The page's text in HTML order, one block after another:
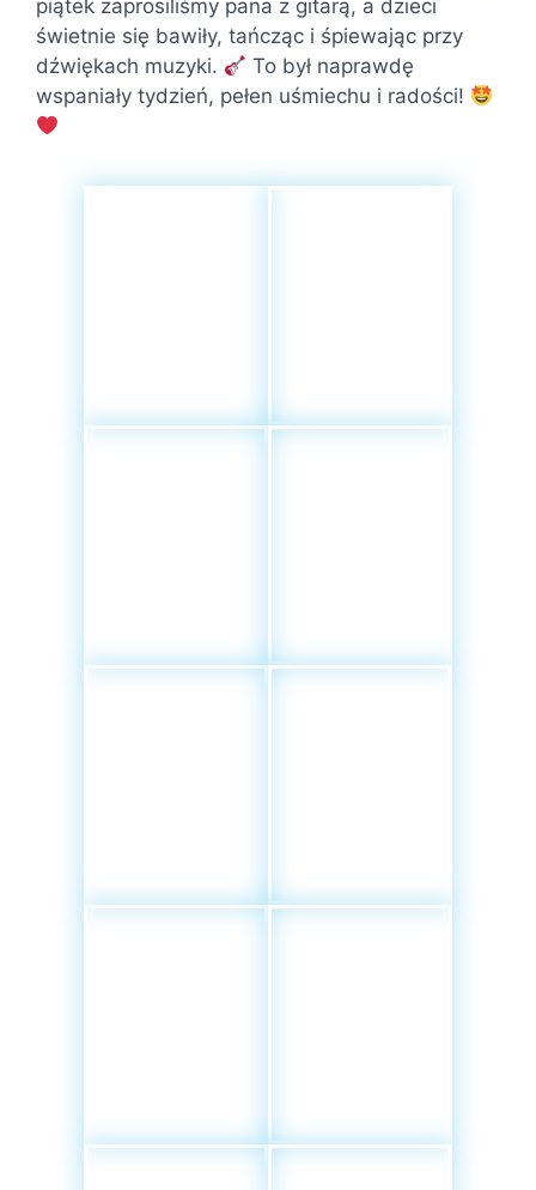
piątek zaprosiliśmy pana z gitarą, a dzieci
świetnie się bawiły, tańcząc i śpiewając przy
dźwiękach muzyki.
To był naprawdę
wspaniały tydzień, pełen uśmiechu i radości!